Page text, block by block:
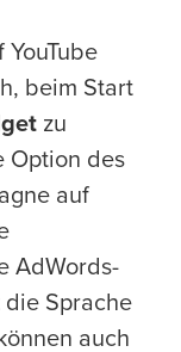
beim Start
zu
Option des
auf
AdWords-
Sprache
auch